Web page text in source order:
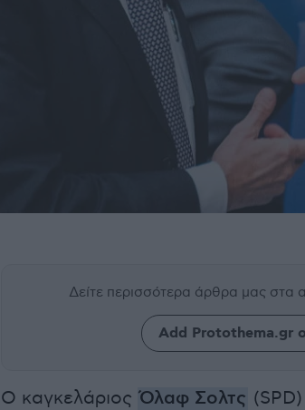
Δείτε περισσότερα άρθρα μας στα
Add Protothema.gr
Ο καγκελάριος Όλαφ Σολτς